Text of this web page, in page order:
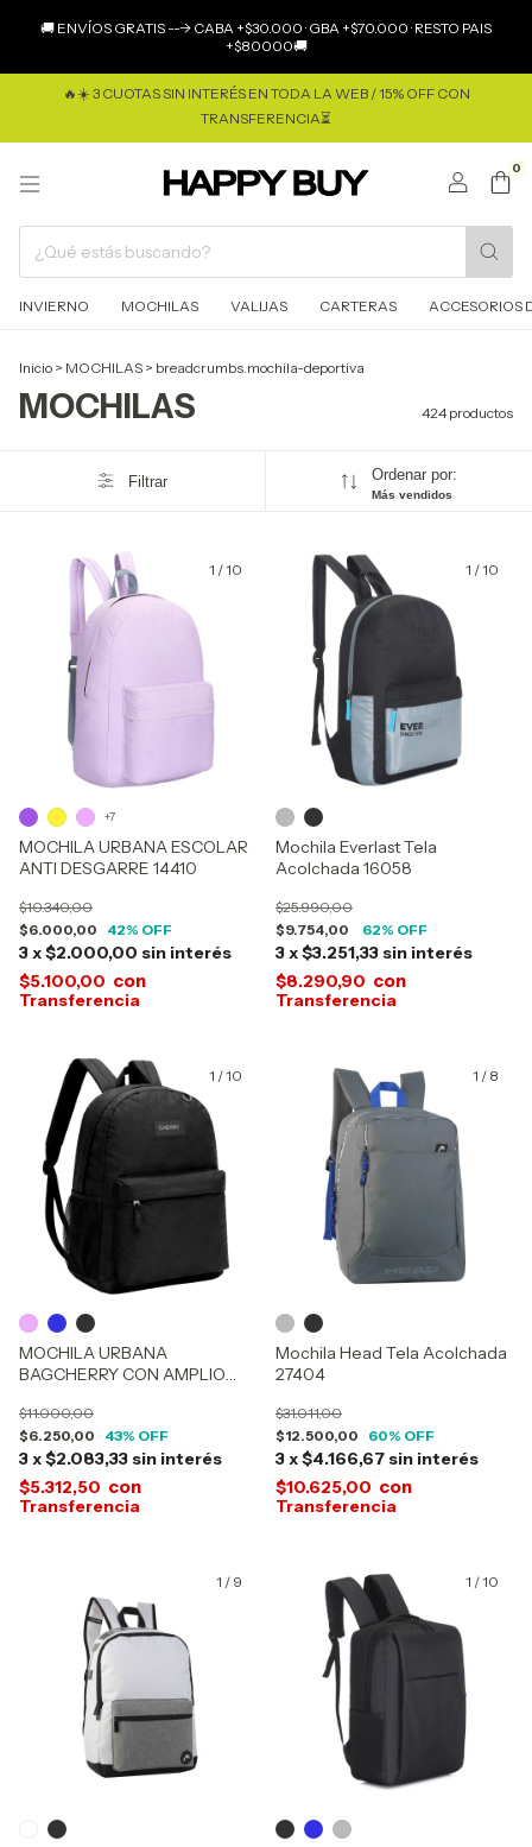
🚚 ENVÍOS GRATIS ---> CABA +$30.000 · GBA +$70.000 · RESTO PAIS
+$80000🚚
🔥☀️ 3 CUOTAS SIN INTERÉS EN TODA LA WEB / 15% OFF CON
TRANSFERENCIA⏳
0
INVIERNO MOCHILAS VALIJAS CARTERAS ACCESORIOS
Inicio > MOCHILAS > breadcrumbs.mochila-deportiva
MOCHILAS 424 productos
Filtrar Ordenar por:
Más vendidos
1 /10
MOCHILA URBANA ESCOLAR
ANTI DESGARRE 14410
$6.000,00
$10.340,00
42% OFF
3x$2.000,00 sin interés
$5.100,00 con
+7
1 /10
Mochila Everlast Tela
Acolchada 16058
$9.754,00
$25.990,00
62% OFF
3x$3.251,33 sin interés
$8.290,90 con
1 /10
MOCHILA URBANA
BAGCHERRY CON AMPLIO
440050-440004
$6.250,00
$11.000,00
43% OFF
3x$2.083,33 sin interés
$5.312,50 con
1 / 8
Mochila Head Tela Acolchada
27404
$12.500,00
$31.011,00
60% OFF
3x$4.166,67 sin interés
$10.625,00 con
1 / 9 1 /10